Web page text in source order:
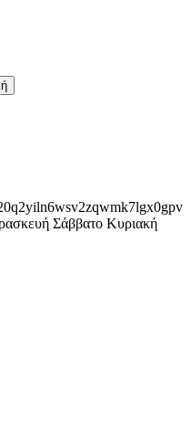
Σάββατο Κυριακή